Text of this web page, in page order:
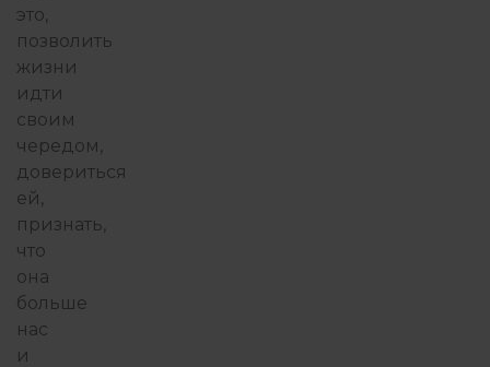
это,
позволить
жизни
идти
своим
чередом,
довериться
ей,
признать,
что
она
больше
нас
и